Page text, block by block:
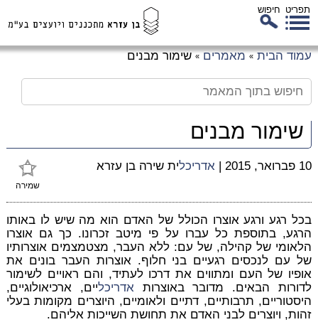
תפריט חיפוש
עמוד הבית » מאמרים » שימור מבנים
שימור מבנים
שמירה
10 פברואר, 2015 | אדריכלית שירה בן עזרא
בכל רגע ורגע אוצרו הכולל של האדם הוא מה שיש לו באותו
הרגע, בתוספת כל עברו על פי מיטב זכרונו. כך גם אוצרו
הלאומי של קהילה, של עם: ללא העבר, מצטמצמים אוצרותיו
של עם לנכסים רגעיים בני חלוף. אוצרות העבר בונים את
אופיו של העם ומתווים את דרכו לעתיד, והם ראויים לשימור
לדורות הבאים. מדובר באוצרות אדריכליים, ארכיאולוגיים,
היסטוריים, תרבותיים, דתיים ולאומיים, היוצרים מקומות בעלי
זהות, ויוצרים לבני האדם את תחושת השייכות אליהם.